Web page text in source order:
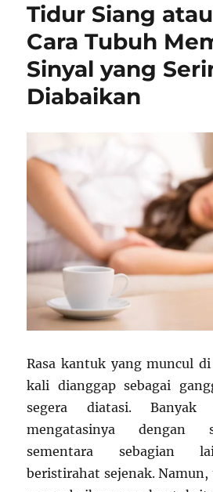
Bisa
Pikun?
Ini
Penjelasan
Neurosainsnya
Tidur Siang
Cara Tubuh
Sinyal yang
Diabaikan
Rasa kantuk yang muncul
kali dianggap sebagai
segera diatasi. Banyak
mengatasinya dengan
sementara sebagian
beristirahat sejenak.